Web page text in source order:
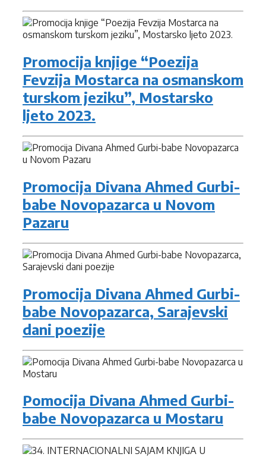
Promocija knjige “Poezija
Fevzija Mostarca na osmanskom
turskom jeziku”, Mostarsko
ljeto 2023.
Promocija Divana Ahmed Gurbi-
babe Novopazarca u Novom
Pazaru
Promocija Divana Ahmed Gurbi-
babe Novopazarca, Sarajevski
dani poezije
Pomocija Divana Ahmed Gurbi-
babe Novopazarca u Mostaru